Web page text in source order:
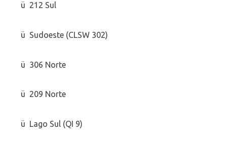
ü 212 Sul
ü Sudoeste (CLSW 302)
ü 306 Norte
ü 209 Norte
ü Lago Sul (QI 9)